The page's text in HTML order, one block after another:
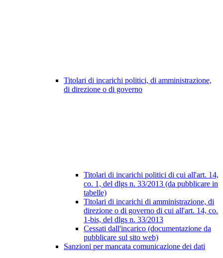
Titolari di incarichi politici, di amministrazione,
di direzione o di governo
Titolari di incarichi politici di cui all'art. 14,
co. 1, del dlgs n. 33/2013 (da pubblicare in
tabelle)
Titolari di incarichi di amministrazione, di
direzione o di governo di cui all'art. 14, co.
1-bis, del dlgs n. 33/2013
Cessati dall'incarico (documentazione da
pubblicare sul sito web)
Sanzioni per mancata comunicazione dei dati